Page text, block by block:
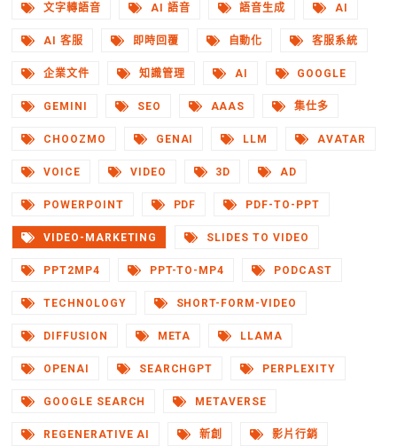
文字轉語音 AI 語音 語音生成 AI
AI 客服 即時回覆 自動化 客服系統
企業文件 知識管理 AI GOOGLE
GEMINI SEO AAAS 集仕多
CHOOZMO GENAI LLM AVATAR
VOICE VIDEO 3D AD
POWERPOINT PDF PDF-TO-PPT
VIDEO-MARKETING SLIDES TO VIDEO
PPT2MP4 PPT-TO-MP4 PODCAST
TECHNOLOGY SHORT-FORM-VIDEO
DIFFUSION META LLAMA
OPENAI SEARCHGPT PERPLEXITY
GOOGLE SEARCH METAVERSE
REGENERATIVE AI 新創 影片行銷